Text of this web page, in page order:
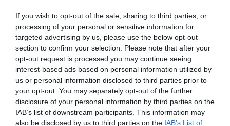
If you wish to opt-out of the sale, sharing to third parties, or
processing of your personal or sensitive information for
targeted advertising by us, please use the below opt-out
section to confirm your selection. Please note that after your
opt-out request is processed you may continue seeing
interest-based ads based on personal information utilized by
us or personal information disclosed to third parties prior to
your opt-out. You may separately opt-out of the further
disclosure of your personal information by third parties on the
IAB’s list of downstream participants. This information may
also be disclosed by us to third parties on the IAB’s List of
Η οικογένεια είπε ότι η Georgia πήγε στο ραντεβού
της γύρω στις 6 μ.μ. στις 20 Αυγούστου, αλλά
έστειλε μήνυμα στη μητέρα της να βιαστεί να πάει
εκεί επειδή δεν αισθανόταν καλά και έπρεπε να
πάει στο νοσοκομείο.
Η Nicola είπε: «Φτάσαμε εκεί και όλα έγιναν πολύ
γρήγορα». Οι υπηρεσίες έκτακτης ανάγκης